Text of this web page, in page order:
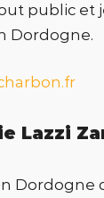
public et
Dordogne.
Lazzi
Dordogne